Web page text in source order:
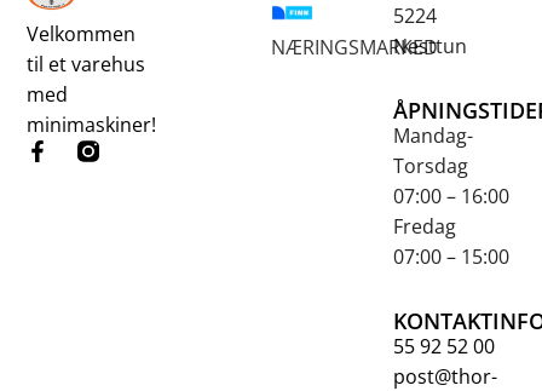
Velkommen
til et varehus
med
minimaskiner!
5224
Nesttun
Mandag-
Torsdag
07:00 – 16:00
Fredag
07:00 – 15:00
55 92 52 00
post@thor-
NÆRINGSMARKED